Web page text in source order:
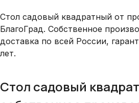
Стол садовый квадратный от
БлагоГрад. Собственное
доставка по всей России,
лет.
Стол садовый